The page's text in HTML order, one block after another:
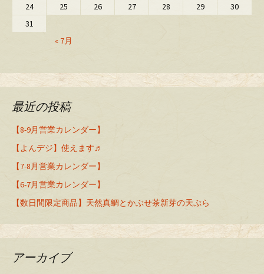
« 7月
24
25 26 27 28 29
30
31
最近の投稿
【8-9月営業カレンダー】
【よんデジ】使えます♬
【7-8月営業カレンダー】
【6-7月営業カレンダー】
【数日間限定商品】天然真鯛とかぶせ茶新芽の天ぷら
アーカイブ